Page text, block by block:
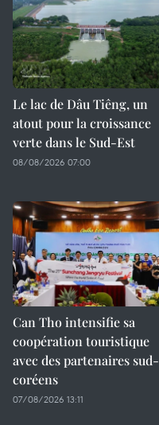
Le lac de Dâu Tiêng, un
atout pour la croissance
verte dans le Sud-Est
08/08/2026 07:00
Can Tho intensifie sa
coopération touristique
avec des partenaires sud-
coréens
07/08/2026 13:11